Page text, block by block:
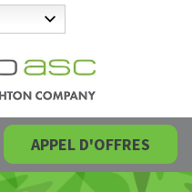
APPEL D'OFFRES